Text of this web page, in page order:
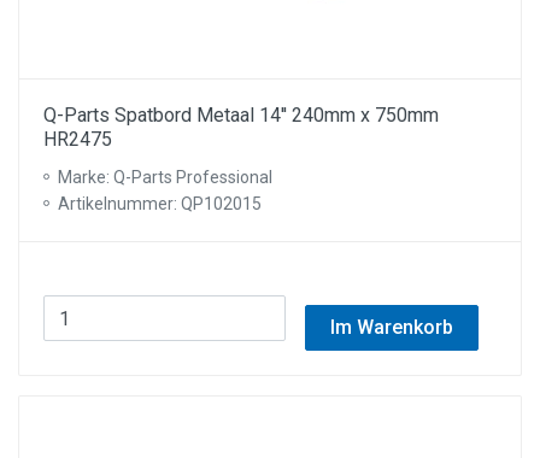
Q-Parts Spatbord Metaal 14'' 240mm x 750mm
HR2475
Marke: Q-Parts Professional
Artikelnummer: QP102015
Im Warenkorb